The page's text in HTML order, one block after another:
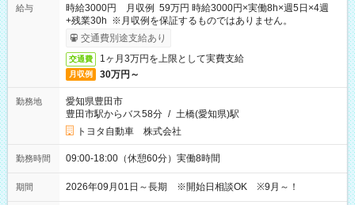
給与
時給3000円 月収例 59万円 時給3000円×実働8h×週5日×4週
+残業30h ※月収例を保証するものではありません。
交通費別途支給あり
交通費 1ヶ月3万円を上限として実費支給
月収例 30万円～
勤務地
愛知県豊田市
豊田市駅からバス58分 / 土橋(愛知県)駅
トヨタ自動車 株式会社
勤務時間 09:00-18:00（休憩60分）実働8時間
期間 2026年09月01日～長期 ※開始日相談OK ※9月～！